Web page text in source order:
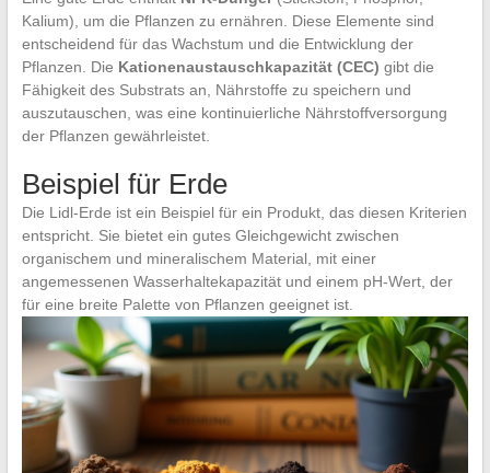
Kalium), um die Pflanzen zu ernähren. Diese Elemente sind
entscheidend für das Wachstum und die Entwicklung der
Pflanzen. Die Kationenaustauschkapazität (CEC) gibt die
Fähigkeit des Substrats an, Nährstoffe zu speichern und
auszutauschen, was eine kontinuierliche Nährstoffversorgung
der Pflanzen gewährleistet.
Beispiel für Erde
Die Lidl-Erde ist ein Beispiel für ein Produkt, das diesen Kriterien
entspricht. Sie bietet ein gutes Gleichgewicht zwischen
organischem und mineralischem Material, mit einer
angemessenen Wasserhaltekapazität und einem pH-Wert, der
für eine breite Palette von Pflanzen geeignet ist.